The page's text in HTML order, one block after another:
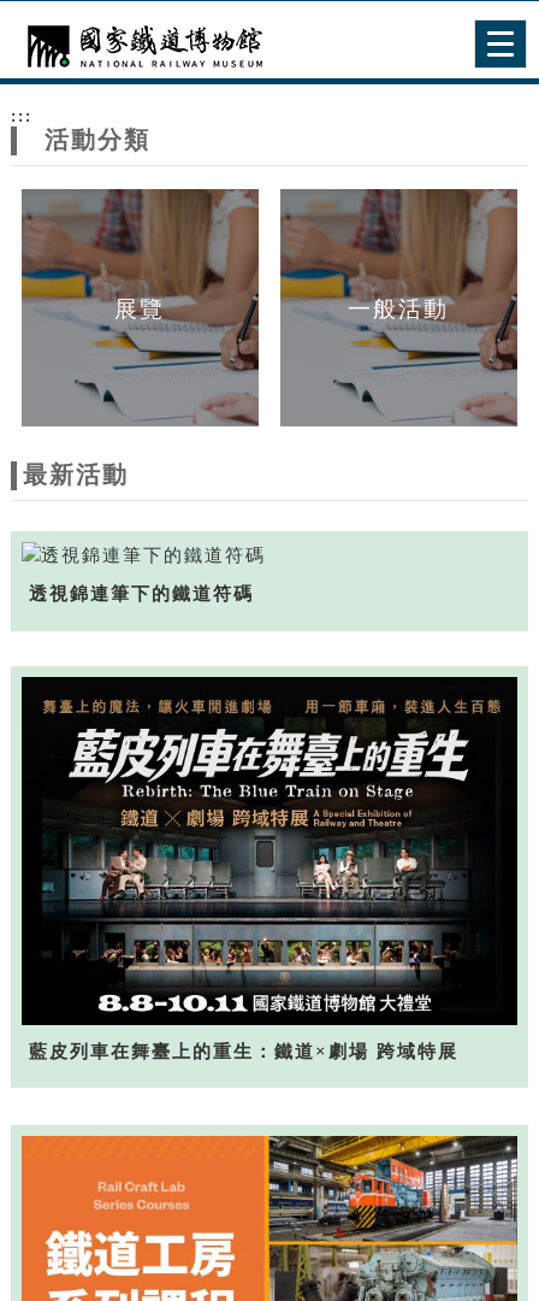
網
站
主
題
:::
活動分類
展覽 一般活動
最新活動
透視錦連筆下的鐵道符碼
藍皮列車在舞臺上的重生：鐵道×劇場 跨域特展